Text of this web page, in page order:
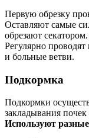
Первую обрезку
Оставляют самые
обрезают
Регулярно проводят
и больные ветви.
Подкормка
Подкормки
закладывания
Используют